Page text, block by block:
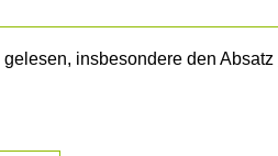
gelesen, insbesondere den Absatz